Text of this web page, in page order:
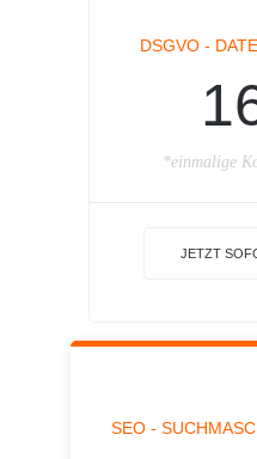
DSGVO -
*einmalige
JETZT
SEO -